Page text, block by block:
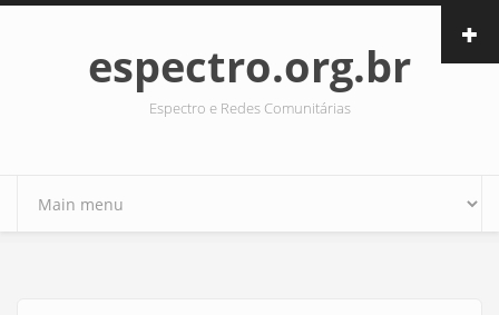
Skip to main content
espectro.org.br
Espectro e Redes Comunitárias